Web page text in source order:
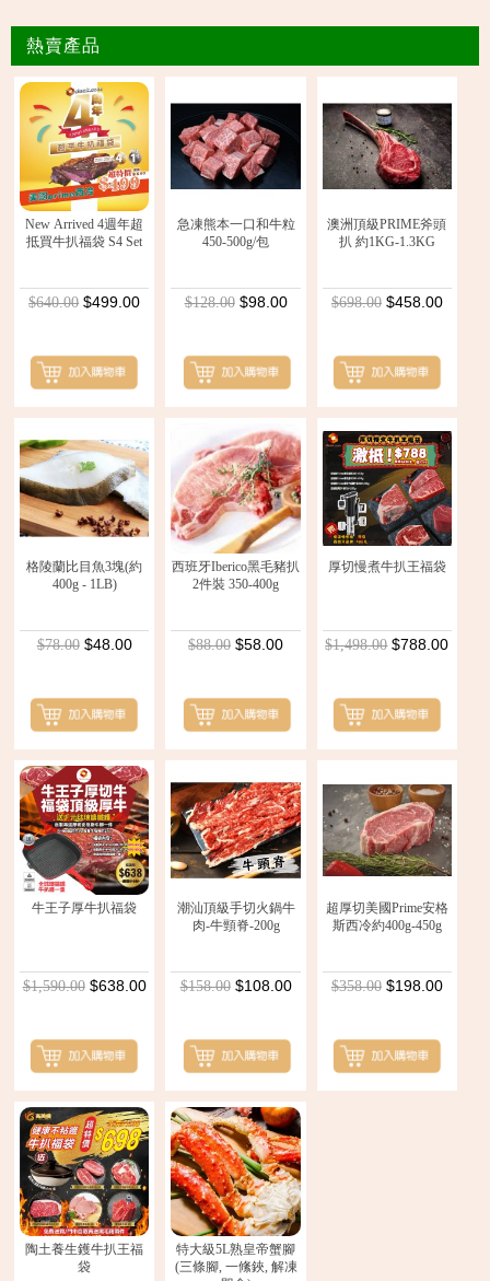
熱賣產品
New Arrived 4週年超
抵買牛扒福袋 S4 Set
$640.00 $499.00
急凍熊本一口和牛粒
450-500g/包
$128.00 $98.00
澳洲頂級PRIME斧頭
扒 約1KG-1.3KG
$698.00 $458.00
格陵蘭比目魚3塊(約
400g - 1LB)
$78.00 $48.00
西班牙Iberico黑毛豬扒
2件裝 350-400g
$88.00 $58.00
厚切慢煮牛扒王福袋
$1,498.00 $788.00
牛王子厚牛扒福袋
$1,590.00 $638.00
潮汕頂級手切火鍋牛
肉-牛頸脊-200g
$158.00 $108.00
超厚切美國Prime安格
斯西冷約400g-450g
$358.00 $198.00
陶土養生鑊牛扒王福
袋
特大級5L熟皇帝蟹腳
(三條腳, 一絛鋏, 解凍